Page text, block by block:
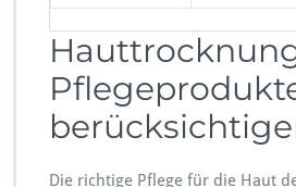
Die richtige Pflege für die Haut